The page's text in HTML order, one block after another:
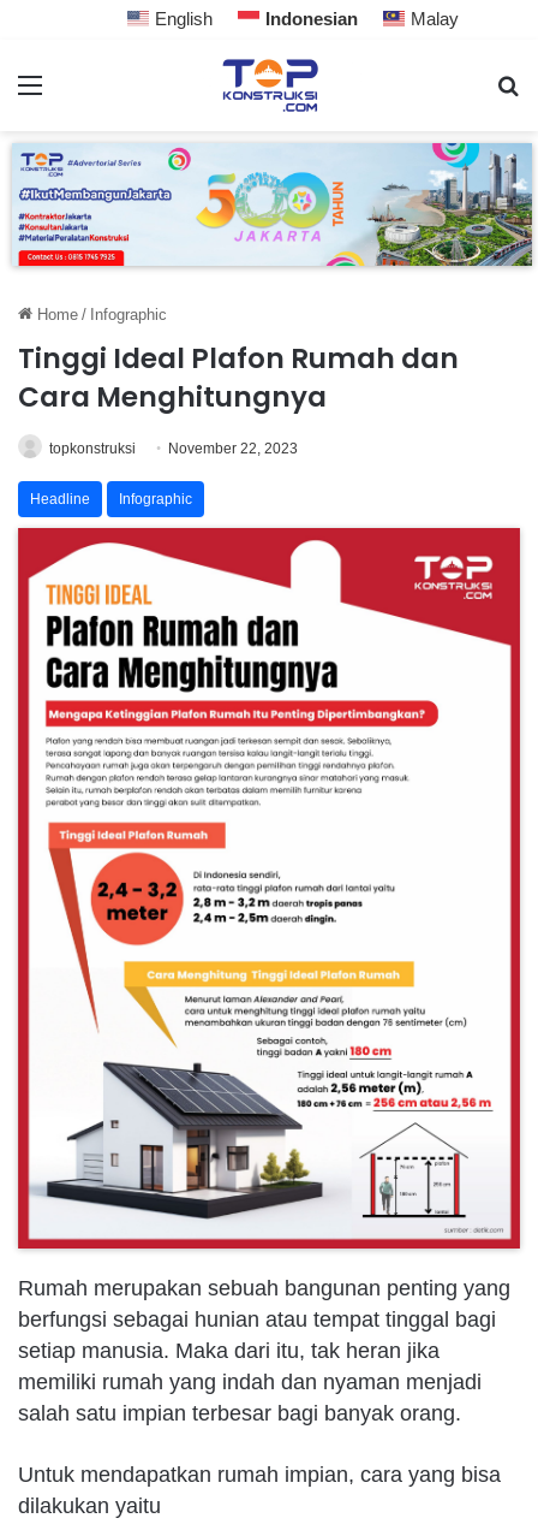
English Indonesian Malay
Home / Infographic
Tinggi Ideal Plafon Rumah dan
Cara Menghitungnya
topkonstruksi November 22, 2023
Headline Infographic
Rumah merupakan sebuah bangunan penting yang
berfungsi sebagai hunian atau tempat tinggal bagi
setiap manusia. Maka dari itu, tak heran jika
memiliki rumah yang indah dan nyaman menjadi
salah satu impian terbesar bagi banyak orang.
Untuk mendapatkan rumah impian, cara yang bisa
dilakukan yaitu